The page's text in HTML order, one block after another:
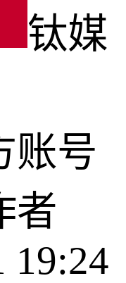
钛媒
账号
者
19:24